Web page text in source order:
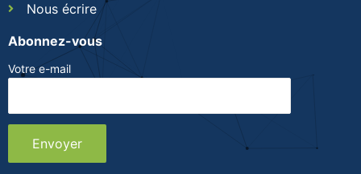
Nous écrire
Abonnez-vous
Votre e-mail